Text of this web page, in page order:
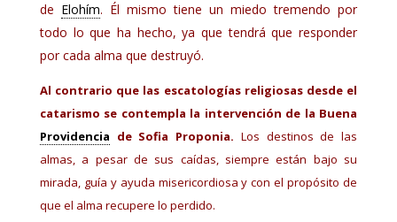
de Elohím. Él mismo tiene un miedo tremendo por
todo lo que ha hecho, ya que tendrá que responder
por cada alma que destruyó.
Al contrario que las escatologías religiosas desde el
catarismo se contempla la intervención de la Buena
Providencia de Sofia Proponia. Los destinos de las
almas, a pesar de sus caídas, siempre están bajo su
mirada, guía y ayuda misericordiosa y con el propósito de
que el alma recupere lo perdido.